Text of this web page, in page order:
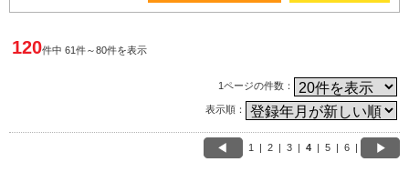
120件中 61件～80件を表示
1ページの件数：
表示順：
1 | 2 | 3 | 4 | 5 | 6 |